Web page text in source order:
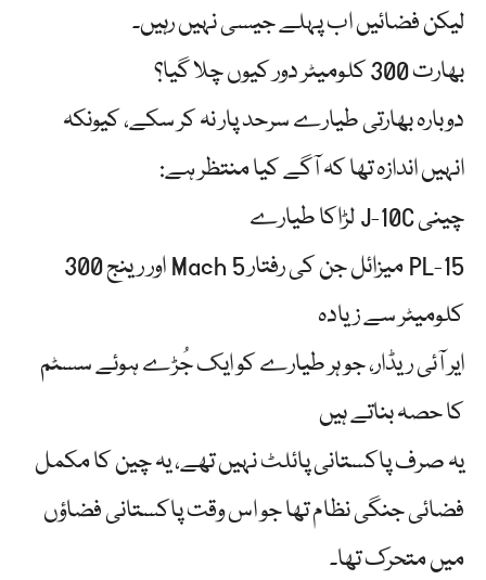
لیکن فضائیں اب پہلے جیسی نہیں رہیں۔
بھارت 300 کلومیٹر دور کیوں چلا گیا؟
دوبارہ بھارتی طیارے سرحد پار نہ کر سکے، کیونکہ
انہیں اندازہ تھا کہ آگے کیا منتظر ہے:
چینی J-10C لڑاکا طیارے
PL-15 میزائل جن کی رفتار Mach 5 اور رینج 300
کلومیٹر سے زیادہ
ایر آئی ریڈار، جو ہر طیارے کو ایک جُڑے ہوئے سسٹم
کا حصہ بناتے ہیں
یہ صرف پاکستانی پائلٹ نہیں تھے، یہ چین کا مکمل
فضائی جنگی نظام تھا جو اس وقت پاکستانی فضاؤں
میں متحرک تھا۔